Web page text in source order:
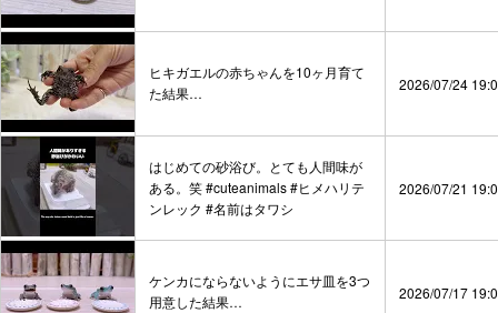
ヒキガエルの赤ちゃんを10ヶ月育て
た結果…
2026/07/24
はじめての砂浴び。とても人間味が
ある。笑 #cuteanimals #ヒメハリテ
ンレック #名前はタワシ
2026/07/21
ケンカにならないようにエサ皿を3つ
用意した結果…
2026/07/17